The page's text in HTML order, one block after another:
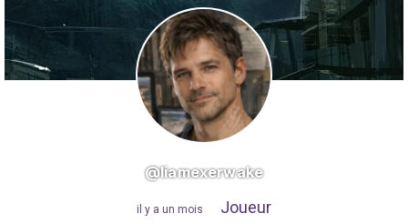
@liamexerwake
il y a un mois Joueur